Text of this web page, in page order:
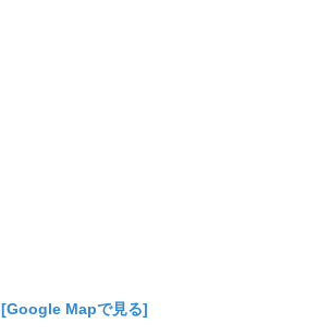
[Google Mapで見る]